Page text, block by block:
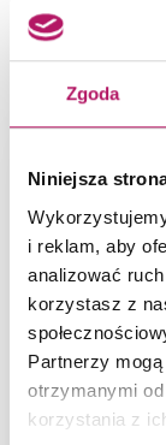
Zgoda
Niniejsza
i reklam, aby
analizować
korzystasz z
Partnerzy
otrzymanymi
korzystania z